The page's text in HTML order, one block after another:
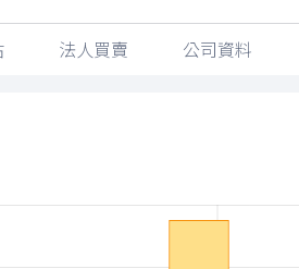
法人買賣 公司資料